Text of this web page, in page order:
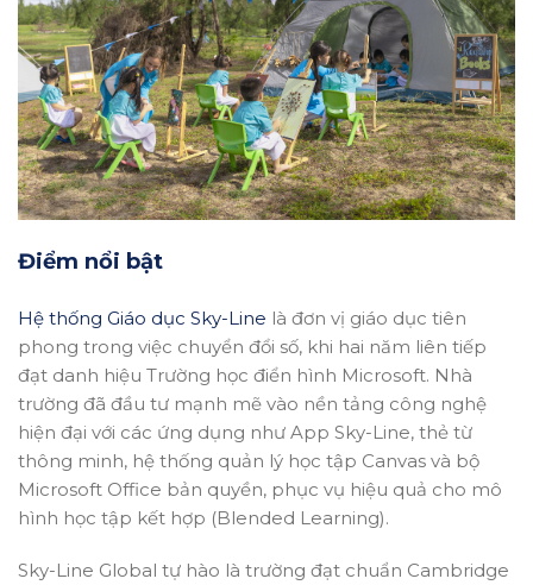
Điểm nổi bật
Hệ thống Giáo dục Sky-Line là đơn vị giáo dục tiên
phong trong việc chuyển đổi số, khi hai năm liên tiếp
đạt danh hiệu Trường học điển hình Microsoft. Nhà
trường đã đầu tư mạnh mẽ vào nền tảng công nghệ
hiện đại với các ứng dụng như App Sky-Line, thẻ từ
thông minh, hệ thống quản lý học tập Canvas và bộ
Microsoft Office bản quyền, phục vụ hiệu quả cho mô
hình học tập kết hợp (Blended Learning).
Sky-Line Global tự hào là trường đạt chuẩn Cambridge